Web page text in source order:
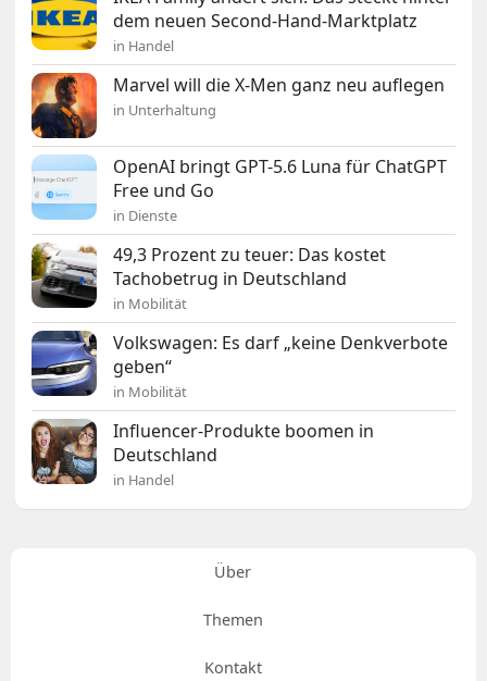
dem neuen Second-Hand-Marktplatz
in Handel
Marvel will die X-Men ganz neu auflegen
in Unterhaltung
OpenAI bringt GPT-5.6 Luna für ChatGPT
Free und Go
in Dienste
49,3 Prozent zu teuer: Das kostet
Tachobetrug in Deutschland
in Mobilität
Volkswagen: Es darf „keine Denkverbote
geben“
in Mobilität
Influencer-Produkte boomen in
Deutschland
in Handel
Über
Themen
Kontakt